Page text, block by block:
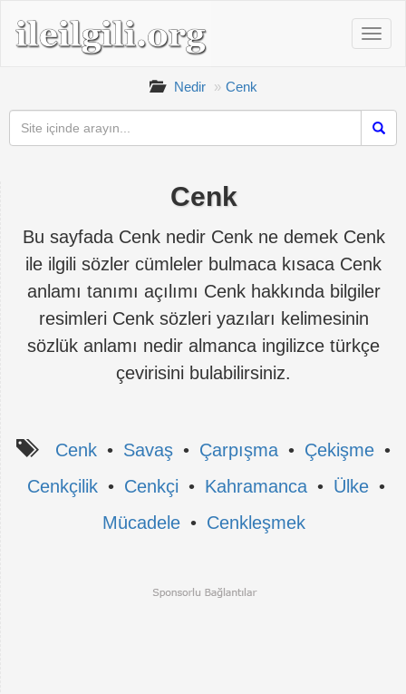
Nedir Cenk
Cenk
Bu sayfada Cenk nedir Cenk ne demek Cenk
ile ilgili sözler cümleler bulmaca kısaca Cenk
anlamı tanımı açılımı Cenk hakkında bilgiler
resimleri Cenk sözleri yazıları kelimesinin
sözlük anlamı nedir almanca ingilizce türkçe
çevirisini bulabilirsiniz.
Cenk • Savaş • Çarpışma • Çekişme •
Cenkçilik • Cenkçi • Kahramanca • Ülke •
Mücadele • Cenkleşmek